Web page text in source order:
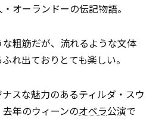
オーランドーの伝記物語。
粗筋だが、流れるような文体
れ出ておりとても楽しい。
スな魅力のあるティルダ・スウ
年のウィーンのオペラ公演で